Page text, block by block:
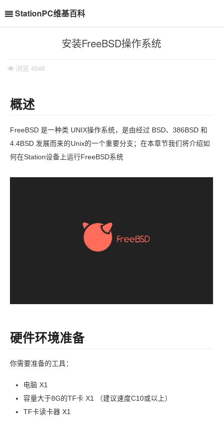
StationPC维基百科
安装FreeBSD操作系统
浏览 4546
概述
FreeBSD 是一种类 UNIX操作系统，是由经过 BSD、386BSD 和
4.4BSD 发展而来的Unix的一个重要分支；在本章节我们将介绍如
何在Station设备上运行FreeBSD系统
硬件环境准备
你需要准备的工具：
电脑 X1
容量大于8G的TF卡 X1 （建议速度C10或以上）
TF卡读卡器 X1